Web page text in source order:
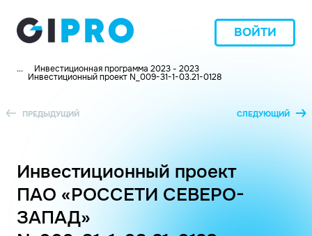
ВОЙТИ
... Инвестиционная программа 2023 - 2023
Инвестиционный проект N_009-31-1-03.21-0128
ПРЕДЫДУЩИЙ СЛЕДУЮЩИЙ
Инвестиционный проект
ПАО «РОССЕТИ СЕВЕРО-
ЗАПАД»